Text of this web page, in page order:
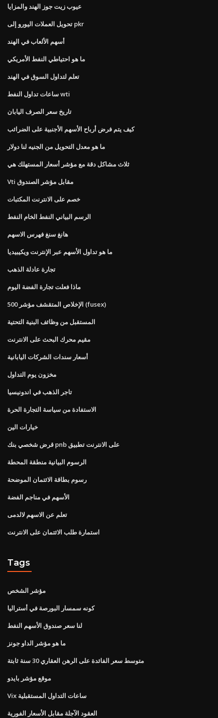
عيوب زيت جوز الهند والمزايا
تحويل العملات اليورو إلى pkr
أسهم الألعاب في الهند
ما هو احتياطي النفط الأمريكي
تعلم لتداول السوق في الهند
ساعات تداول النفط wti
تاريخ سعر الصرف اليابان
كيف يتم فرض أرباح الأسهم الأجنبية على الضرائب
ما هو معدل التحويل من الجنيه لنا دولار
ثلاث مشاكل دقة مع مؤشر أسعار المستهلك هي
Vti مقابل مؤشر الصندوق
خصم على الانترنت المكتبات
الرسم البياني النفط الخام النفط
هانغ سنغ فهرس الاسهم
ما هو تداول الأسهم عبر الإنترنت ويكيبيديا
تجارة عادلة الذهب
ماذا فعلت تجارة الفضة اليوم
الإخلاص المتقشف مؤشر 500 (fusex)
المستقبل من وظائف البنية التحتية
مقيم محرك البحث على الانترنت
أسعار سندات الشركات اليابانية
مخزون يوم التداول
تاجر الذهب في اندونيسيا
الاستفادة من سياسة التجارة الحرة
خيارات الين
قرض شخصي بنك pnb على الانترنت تطبيق
الرسوم البيانية منطقة المحطة
رسوم بطاقة الائتمان الموضحة
الأسهم في مناجم الفضة
تعلم عن الاسهم لالدمى
استمارة طلب الائتمان على الانترنت
Tags
مؤشر الشخص
كونه سمسار البورصة في أستراليا
لنا سعر صندوق الأسهم النفط
ما هو مؤشر الداو جونز
متوسط ​​سعر الفائدة على الرهن العقاري 30 سنة ثابتة
موقع مؤشر بايدو
Vix ساعات التداول المستقبلية
العقود الآجلة مقابل الأسعار الفورية